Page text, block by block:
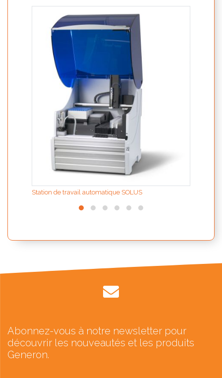
Station de travail automatique SOLUS
Abonnez-vous à notre newsletter pour
découvrir les nouveautés et les produits
Generon.